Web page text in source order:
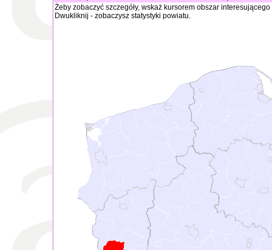
Żeby zobaczyć szczegóły, wskaż kursorem obszar
Dwukliknij - zobaczysz statystyki powiatu.